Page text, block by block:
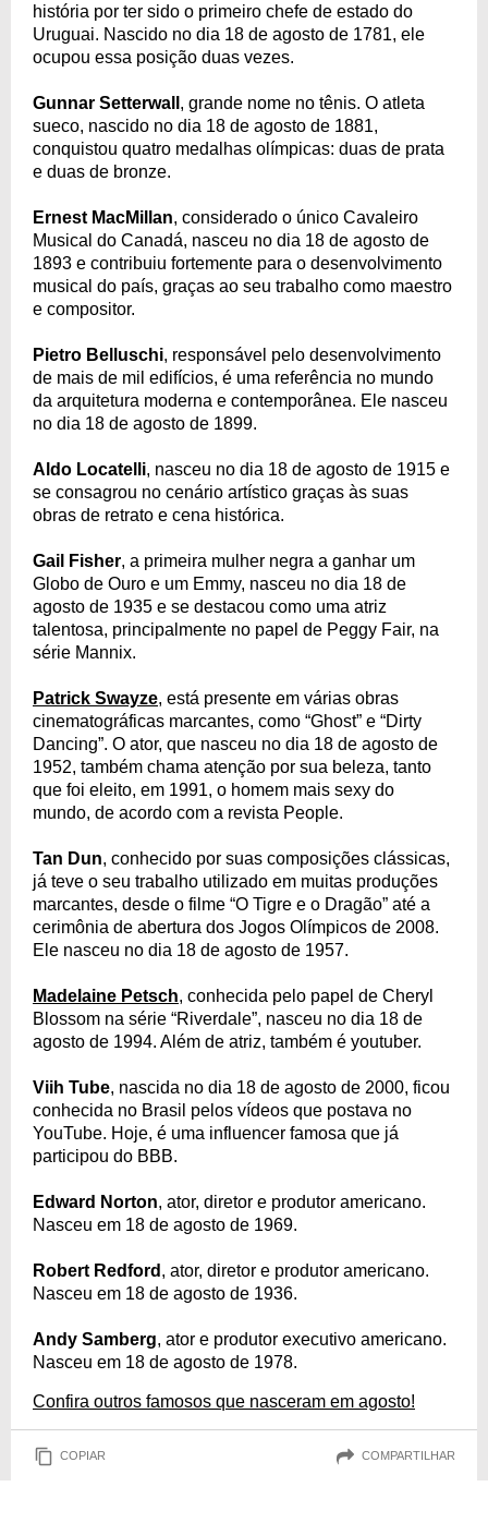
história por ter sido o primeiro chefe de estado do
Uruguai. Nascido no dia 18 de agosto de 1781, ele
ocupou essa posição duas vezes.
Gunnar Setterwall , grande nome no tênis. O atleta
sueco, nascido no dia 18 de agosto de 1881,
conquistou quatro medalhas olímpicas: duas de prata
e duas de bronze.
Ernest MacMillan, considerado o único Cavaleiro
Musical do Canadá, nasceu no dia 18 de agosto de
1893 e contribuiu fortemente para o desenvolvimento
musical do país, graças ao seu trabalho como maestro
e compositor.
Pietro Belluschi, responsável pelo desenvolvimento
de mais de mil edifícios, é uma referência no mundo
da arquitetura moderna e contemporânea. Ele nasceu
no dia 18 de agosto de 1899.
Aldo Locatelli, nasceu no dia 18 de agosto de 1915 e
se consagrou no cenário artístico graças às suas
obras de retrato e cena histórica.
Gail Fisher, a primeira mulher negra a ganhar um
Globo de Ouro e um Emmy, nasceu no dia 18 de
agosto de 1935 e se destacou como uma atriz
talentosa, principalmente no papel de Peggy Fair, na
série Mannix.
Patrick Swayze, está presente em várias obras
cinematográficas marcantes, como “Ghost” e “Dirty
Dancing”. O ator, que nasceu no dia 18 de agosto de
1952, também chama atenção por sua beleza, tanto
que foi eleito, em 1991, o homem mais sexy do
mundo, de acordo com a revista People.
Tan Dun, conhecido por suas composições clássicas,
já teve o seu trabalho utilizado em muitas produções
marcantes, desde o filme “O Tigre e o Dragão” até a
cerimônia de abertura dos Jogos Olímpicos de 2008.
Ele nasceu no dia 18 de agosto de 1957.
Madelaine Petsch, conhecida pelo papel de Cheryl
Blossom na série “Riverdale”, nasceu no dia 18 de
agosto de 1994. Além de atriz, também é youtuber.
Viih Tube, nascida no dia 18 de agosto de 2000, ficou
conhecida no Brasil pelos vídeos que postava no
YouTube. Hoje, é uma influencer famosa que já
participou do BBB.
Edward Norton, ator, diretor e produtor americano.
Nasceu em 18 de agosto de 1969.
Robert Redford , ator, diretor e produtor americano.
Nasceu em 18 de agosto de 1936.
Andy Samberg, ator e produtor executivo americano.
Nasceu em 18 de agosto de 1978.
Confira outros famosos que nasceram em agosto!
COPIAR COMPARTILHAR